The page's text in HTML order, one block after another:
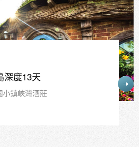
華10天
晚+庫克山1晚+瓦納卡1晚